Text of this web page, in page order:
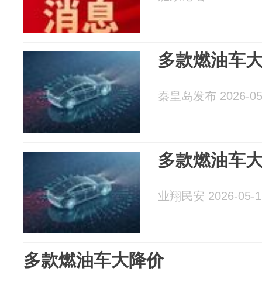
多款燃油车
秦皇岛发布 2026-
多款燃油车
业翔民安 2026-05-
多款燃油车大降价